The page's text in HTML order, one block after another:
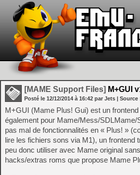
[MAME Support Files] M+GUI
Posté le 12/12/2014 à 16:42 par Jets | Source
M+GUI (Mame Plus! Gui) est un
également pour Mame/Mess/
pas mal de fonctionnalités en « Plus! »
lire les fichiers sons via M1), un frontend
peu donc utiliser avec Mame original
hacks/extras roms que propose Mame